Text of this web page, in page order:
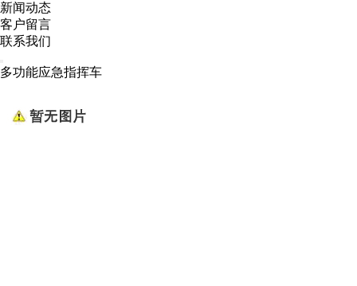
新闻动态
客户留言
联系我们
多功能应急指挥车